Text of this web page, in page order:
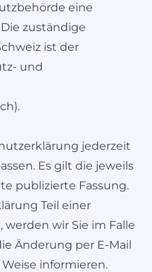
eine
zuständige
ist der
und
).
jederzeit
Es gilt die jeweils
publizierte Fassung.
Teil einer
wir Sie im Falle
Änderung per E-Mail
informieren.